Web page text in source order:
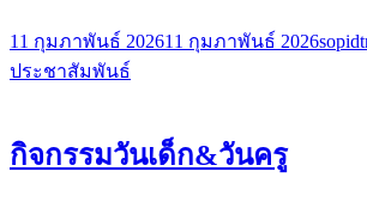
11 กุมภาพันธ์ 202611 กุมภาพันธ์ 2026
ประชาสัมพันธ์
กิจกรรมวันเด็ก&วันครู